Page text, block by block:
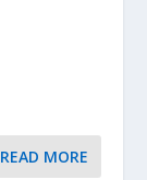
READ MORE